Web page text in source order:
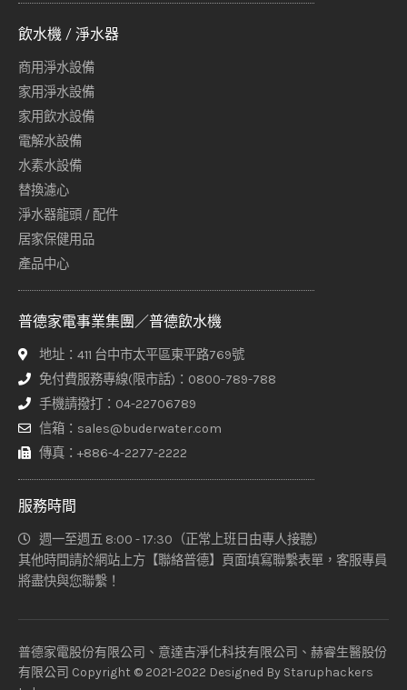
飲水機 / 淨水器
商用淨水設備
家用淨水設備
家用飲水設備
電解水設備
水素水設備
替換濾心
淨水器龍頭 / 配件
居家保健用品
產品中心
普德家電事業集團／普德飲水機
地址：411 台中市太平區東平路769號
免付費服務專線(限市話)：0800-789-788
手機請撥打：04-22706789
信箱：sales@buderwater.com
傳真：+886-4-2277-2222
服務時間
週一至週五 8:00 - 17:30（正常上班日由專人接聽）
其他時間請於網站上方【聯絡普德】頁面填寫聯繫表單，客服專員
將盡快與您聯繫！
普德家電股份有限公司、意達吉淨化科技有限公司、赫睿生醫股份
有限公司 Copyright © 2021-2022 Designed By Staruphackers